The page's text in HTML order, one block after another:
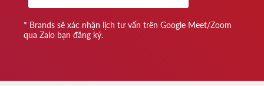
* Brands sẽ xác nhận lịch tư vấn trên Google Meet/Zoom
qua Zalo bạn đăng ký.